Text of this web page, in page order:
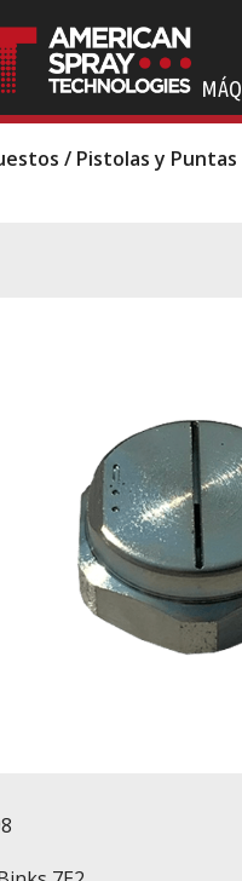
/ Pistolas y Puntas